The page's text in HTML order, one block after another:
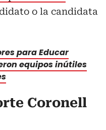
o la candidata
para Educar
equipos inútiles
Coronell